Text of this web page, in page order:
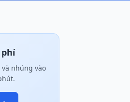
và nhúng vào